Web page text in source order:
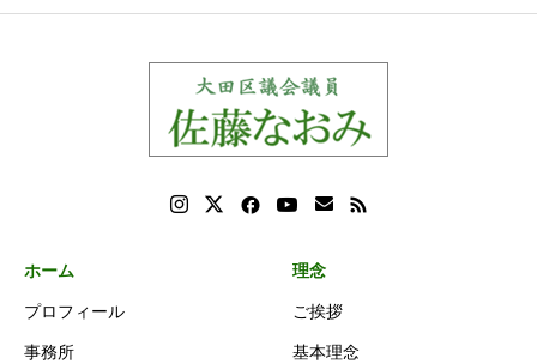
ホーム
プロフィール
事務所
理念
ご挨拶
基本理念